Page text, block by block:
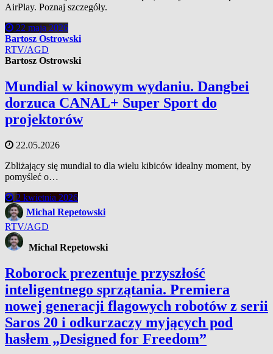
AirPlay. Poznaj szczegóły.
22 maja 2026
Bartosz Ostrowski
RTV/AGD
Bartosz Ostrowski
Mundial w kinowym wydaniu. Dangbei
dorzuca CANAL+ Super Sport do
projektorów
22.05.2026
Zbliżający się mundial to dla wielu kibiców idealny moment, by
pomyśleć o…
2 kwietnia 2026
Michal Repetowski
RTV/AGD
Michal Repetowski
Roborock prezentuje przyszłość
inteligentnego sprzątania. Premiera
nowej generacji flagowych robotów z serii
Saros 20 i odkurzaczy myjących pod
hasłem „Designed for Freedom”